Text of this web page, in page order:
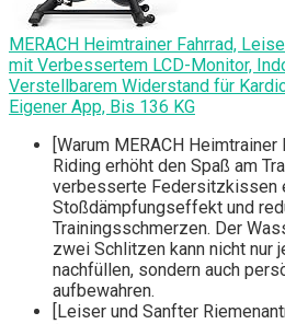
MERACH Heimtrainer Fahrrad,
mit Verbessertem LCD-Monitor,
Verstellbarem Widerstand für
Eigener App, Bis 136 KG
[Warum MERACH Heimtrainer
Riding erhöht den Spaß am
verbesserte Federsitzkissen
Stoßdämpfungseffekt und
Trainingsschmerzen. Der
zwei Schlitzen kann nicht nur
nachfüllen, sondern auch
aufbewahren.
[Leiser und Sanfter